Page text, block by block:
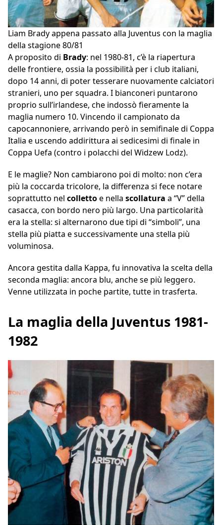
Liam Brady appena passato alla Juventus con la maglia
della stagione 80/81
A proposito di Brady: nel 1980-81, c’è la riapertura
delle frontiere, ossia la possibilità per i club italiani,
dopo 14 anni, di poter tesserare nuovamente calciatori
stranieri, uno per squadra. I bianconeri puntarono
proprio sull’irlandese, che indossò fieramente la
maglia numero 10. Vincendo il campionato da
capocannoniere, arrivando però in semifinale di Coppa
Italia e uscendo addirittura ai sedicesimi di finale in
Coppa Uefa (contro i polacchi del Widzew Lodz).
E le maglie? Non cambiarono poi di molto: non c’era
più la coccarda tricolore, la differenza si fece notare
soprattutto nel collettoe nella scollatura a “V” della
casacca, con bordo nero più largo. Una particolarità
era la stella: si alternarono due tipi di “simboli”, una
stella più piatta e successivamente una stella più
voluminosa.
Ancora gestita dalla Kappa, fu innovativa la scelta della
seconda maglia: ancora blu, anche se più leggero.
Venne utilizzata in poche partite, tutte in trasferta.
La maglia della Juventus 1981-
1982